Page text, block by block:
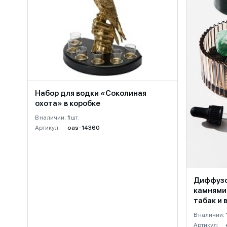
Набор для водки «Соколиная
охота» в коробке
В наличии: 1 шт.
Артикул:
oas-14360
табак и
В наличии:
Артикул: